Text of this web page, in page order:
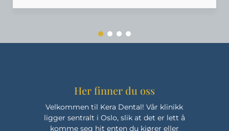
Her finner du oss
Velkommen til Kera Dental! Vår klinikk
ligger sentralt i Oslo, slik at det er lett å
komme seg hit enten du kjører eller